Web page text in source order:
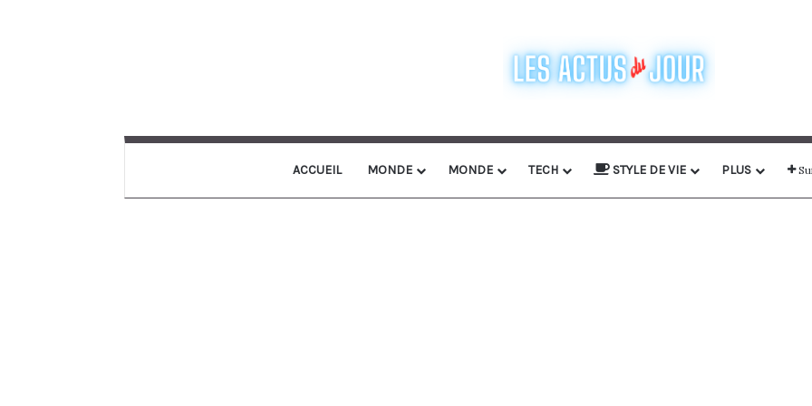
ACCUEIL MONDE MONDE TECH STYLE DE VIE PLUS